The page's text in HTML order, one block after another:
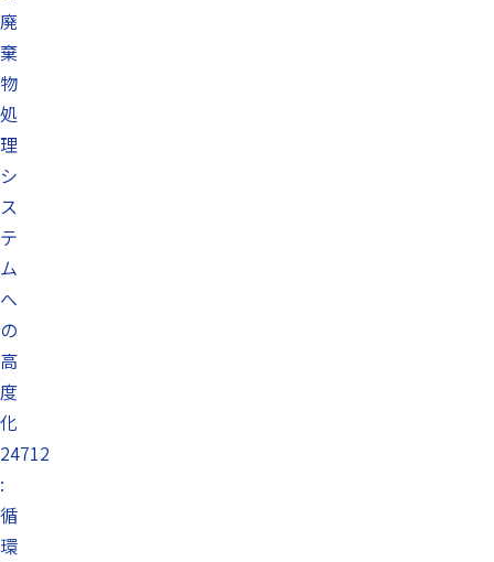
廃
棄
物
処
理
シ
ス
テ
ム
へ
の
高
度
化
24712
:
循
環